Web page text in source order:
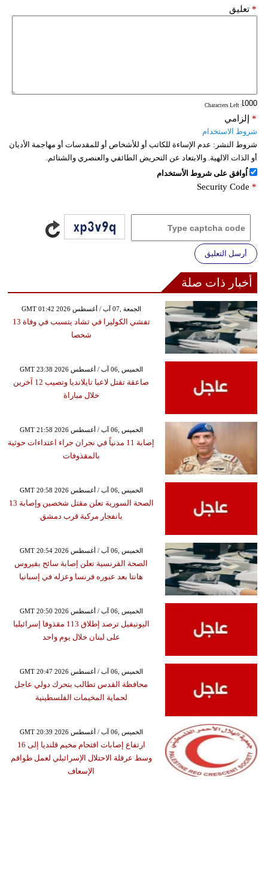
تعليق *
: Characters Left
إلزامي *
شروط الاستخدام
شروط النشر: عدم الإساءة للكاتب أو للأشخاص أو للمقدسات أو مهاجمة الأديان
أو الذات الالهية. والابتعاد عن التحريض الطائفي والعنصري والشتائم.
اُوافق على شروط الأستخدام
Security Code *
أرسل التعليق
أخبار ذات صلة
GMT 01:42 2026 الجمعة ,07 آب / أغسطس
تفشي الكوليرا في تشاد يتسبب في وفاة 13
شخصا
GMT 23:38 2026 الخميس ,06 آب / أغسطس
صاعقة تقتل لاعبا تايلانديا وتصيب 12 آخرين
خلال مباراة
GMT 21:58 2026 الخميس ,06 آب / أغسطس
إصابة 11 مدنياً في نجران جراء اعتداءات حوثية
بالمقذوفات
GMT 20:58 2026 الخميس ,06 آب / أغسطس
الصحة السورية تعلن مقتل شخصين وإصابة 13
بانفجار مركبة قرب دمشق
GMT 20:54 2026 الخميس ,06 آب / أغسطس
الصحة الفرنسية تعلن إصابة سائح بفيروس
هانتا بعد عبوره فرنسا وعزله في إسبانيا
GMT 20:50 2026 الخميس ,06 آب / أغسطس
اليونيفيل ترصد إطلاق 113 مقذوفا إسرائيليا
على لبنان خلال يوم واحد
GMT 20:47 2026 الخميس ,06 آب / أغسطس
محافظة القدس تطالب بتحرك دولي عاجل
لحماية المخيمات الفلسطينية
GMT 20:39 2026 الخميس ,06 آب / أغسطس
ارتفاع إصابات اقتحام مخيم قلنديا إلى 16
وسط عرقلة الاحتلال الإسرائيلي لعمل طواقم
الإسعاف